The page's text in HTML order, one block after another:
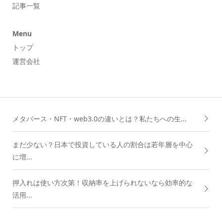
記事一覧
Menu
トップ
運営会社
メタバース・NFT・web3.0の違いとは？私たちへの生...
まだ少ない？日本で投資している人の割合は若年層を中心
に増...
押入れは使い方次第！収納率を上げられないなら効率的な
活用...